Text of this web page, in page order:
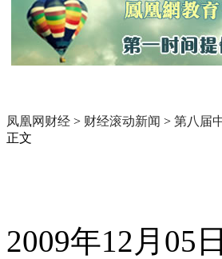
凤凰网财经 > 财经滚动新闻 > 第八届
正文
2009年12月05